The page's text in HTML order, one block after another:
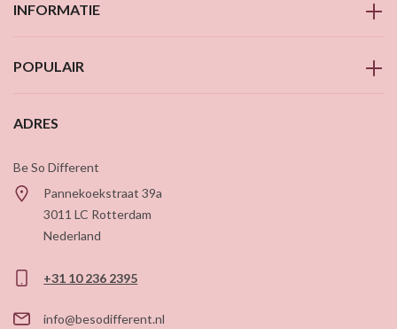
INFORMATIE
POPULAIR
ADRES
Be So Different
Pannekoekstraat 39a
3011 LC Rotterdam
Nederland
+31 10 236 2395
info@besodifferent.nl